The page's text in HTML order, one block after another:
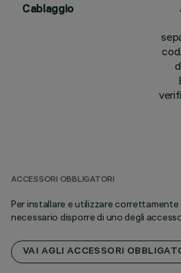
Cablaggio
ACCESSORI OBBLIGATORI
Per installare e utilizzare
necessario disporre di uno degli
VAI AGLI ACCESSORI